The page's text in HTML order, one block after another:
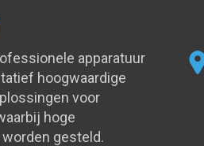
apparatuur
hoogwaardige
voor
hoge
gesteld.